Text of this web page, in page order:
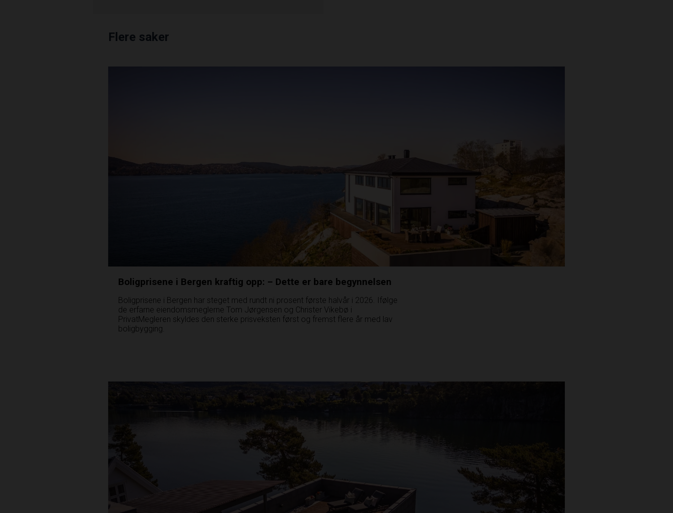
Flere saker
Boligprisene i Bergen kraftig opp: – Dette er bare begynnelsen
Boligprisene i Bergen har steget med rundt ni prosent første halvår i 2026. Ifølge
de erfarne eiendomsmeglerne Tom Jørgensen og Christer Vikebø i
PrivatMegleren­ skyldes den sterke prisveksten først og fremst flere år med lav
boligbygging.